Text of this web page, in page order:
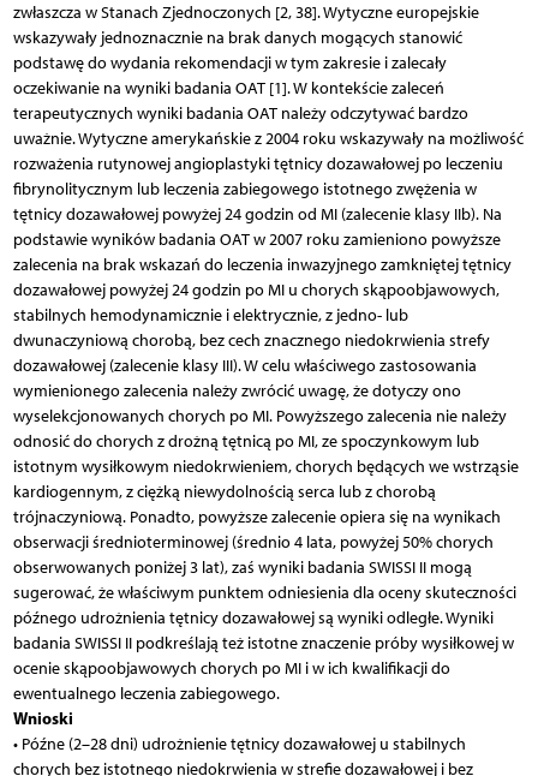
zwłaszcza w Stanach Zjednoczonych [2, 38]. Wytyczne europejskie
wskazywały jednoznacznie na brak danych mogących stanowić
podstawę do wydania rekomendacji w tym zakresie i zalecały
oczekiwanie na wyniki badania OAT [1]. W kontekście zaleceń
terapeutycznych wyniki badania OAT należy odczytywać bardzo
uważnie. Wytyczne amerykańskie z 2004 roku wskazywały na możliwość
rozważenia rutynowej angioplastyki tętnicy dozawałowej po leczeniu
fibrynolitycznym lub leczenia zabiegowego istotnego zwężenia w
tętnicy dozawałowej powyżej 24 godzin od MI (zalecenie klasy IIb). Na
podstawie wyników badania OAT w 2007 roku zamieniono powyższe
zalecenia na brak wskazań do leczenia inwazyjnego zamkniętej tętnicy
dozawałowej powyżej 24 godzin po MI u chorych skąpoobjawowych,
stabilnych hemodynamicznie i elektrycznie, z jedno- lub
dwunaczyniową chorobą, bez cech znacznego niedokrwienia strefy
dozawałowej (zalecenie klasy III). W celu właściwego zastosowania
wymienionego zalecenia należy zwrócić uwagę, że dotyczy ono
wyselekcjonowanych chorych po MI. Powyższego zalecenia nie należy
odnosić do chorych z drożną tętnicą po MI, ze spoczynkowym lub
istotnym wysiłkowym niedokrwieniem, chorych będących we wstrząsie
kardiogennym, z ciężką niewydolnością serca lub z chorobą
trójnaczyniową. Ponadto, powyższe zalecenie opiera się na wynikach
obserwacji średnioterminowej (średnio 4 lata, powyżej 50% chorych
obserwowanych poniżej 3 lat), zaś wyniki badania SWISSI II mogą
sugerować, że właściwym punktem odniesienia dla oceny skuteczności
późnego udrożnienia tętnicy dozawałowej są wyniki odległe. Wyniki
badania SWISSI II podkreślają też istotne znaczenie próby wysiłkowej w
ocenie skąpoobjawowych chorych po MI i w ich kwalifikacji do
ewentualnego leczenia zabiegowego.
Wnioski
• Późne (2–28 dni) udrożnienie tętnicy dozawałowej u stabilnych
chorych bez istotnego niedokrwienia w strefie dozawałowej i bez